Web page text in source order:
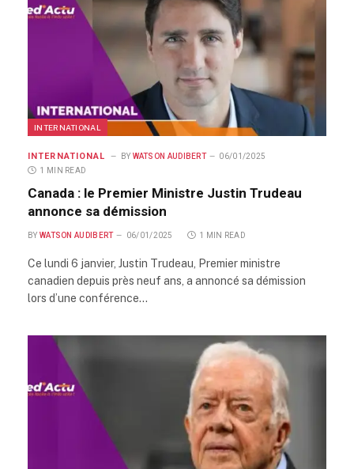
INTERNATIONAL
INTERNATIONAL BY WATSON AUDIBERT
06/01/2025
1 MIN READ
Canada : le Premier Ministre Justin Trudeau
annonce sa démission
BY WATSON AUDIBERT 06/01/2025 1 MIN READ
Ce lundi 6 janvier, Justin Trudeau, Premier ministre
canadien depuis près neuf ans, a annoncé sa démission
lors d’une conférence…